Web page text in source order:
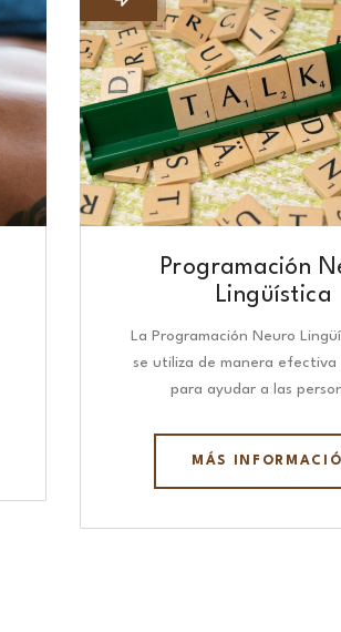
Programación
Lingüística​
La Programación Neuro
se utiliza de manera efectiva
para ayudar a las
MÁS